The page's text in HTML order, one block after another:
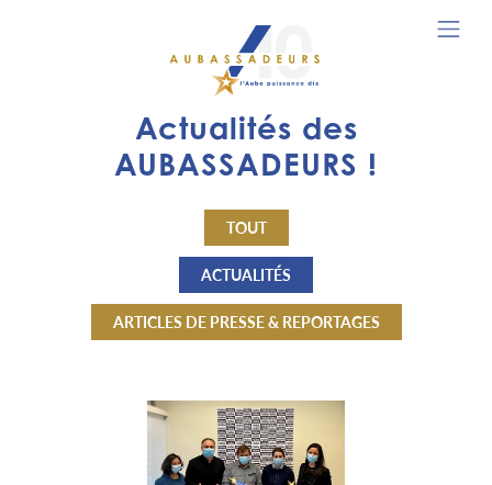
Actualités des
AUBASSADEURS !
TOUT
ACTUALITÉS
ARTICLES DE PRESSE & REPORTAGES